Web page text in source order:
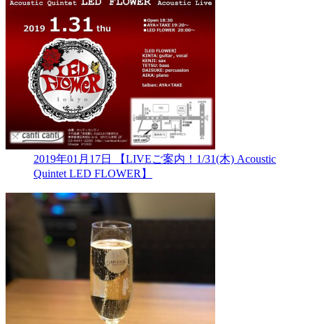
2019年01月17日
【LIVEご案内！1/31(木) Acoustic
Quintet LED FLOWER】